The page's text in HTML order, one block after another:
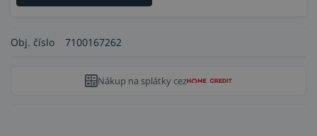
Obj. číslo 7100167262
Nákup na splátky cez